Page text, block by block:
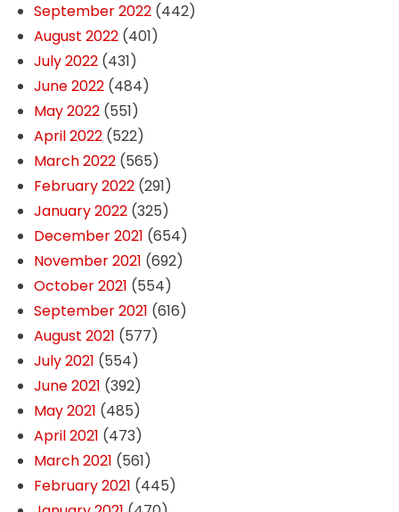
September 2022(442)
August 2022(401)
July 2022(431)
June 2022(484)
May 2022(551)
April 2022(522)
March 2022(565)
February 2022(291)
January 2022(325)
December 2021 (654)
November 2021 (692)
October 2021 (554)
September 2021 (616)
August 2021 (577)
July 2021 (554)
June 2021 (392)
May 2021 (485)
April 2021 (473)
March 2021 (561)
February 2021 (445)